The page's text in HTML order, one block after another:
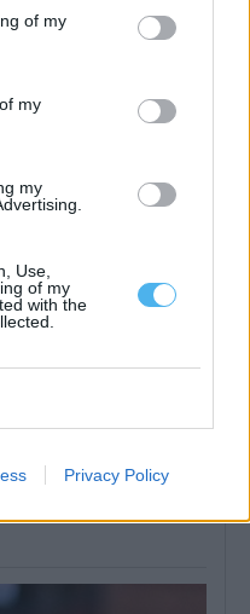
of my
my
my
Use,
of my
with the
Privacy Policy
na Festa dos
Vítor Kley e Emanuel